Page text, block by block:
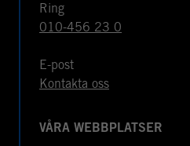
Ring
010-456 23 0
E-post
Kontakta oss
VÅRA WEBBPLATSER